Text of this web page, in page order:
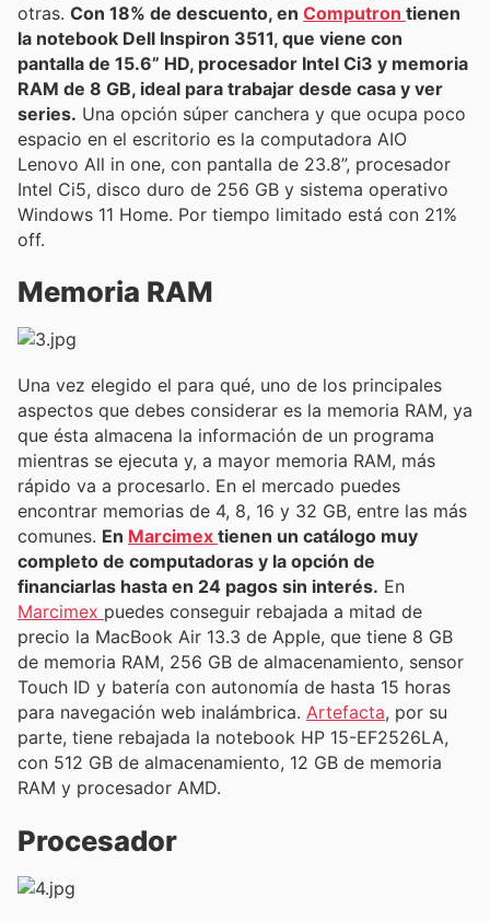
otras. Con 18% de descuento, en Computron tienen
la notebook Dell Inspiron 3511, que viene con
pantalla de 15.6” HD, procesador Intel Ci3 y memoria
RAM de 8 GB, ideal para trabajar desde casa y ver
series. Una opción súper canchera y que ocupa poco
espacio en el escritorio es la computadora AIO
Lenovo All in one, con pantalla de 23.8”, procesador
Intel Ci5, disco duro de 256 GB y sistema operativo
Windows 11 Home. Por tiempo limitado está con 21%
off.
Memoria RAM
Una vez elegido el para qué, uno de los principales
aspectos que debes considerar es la memoria RAM, ya
que ésta almacena la información de un programa
mientras se ejecuta y, a mayor memoria RAM, más
rápido va a procesarlo. En el mercado puedes
encontrar memorias de 4, 8, 16 y 32 GB, entre las más
comunes. En Marcimex tienen un catálogo muy
completo de computadoras y la opción de
financiarlas hasta en 24 pagos sin interés. En
Marcimex puedes conseguir rebajada a mitad de
precio la MacBook Air 13.3 de Apple, que tiene 8 GB
de memoria RAM, 256 GB de almacenamiento, sensor
Touch ID y batería con autonomía de hasta 15 horas
para navegación web inalámbrica. Artefacta, por su
parte, tiene rebajada la notebook HP 15-EF2526LA,
con 512 GB de almacenamiento, 12 GB de memoria
RAM y procesador AMD.
Procesador